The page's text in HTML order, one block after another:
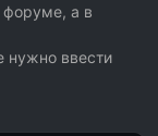
форуме, а в
нужно ввести